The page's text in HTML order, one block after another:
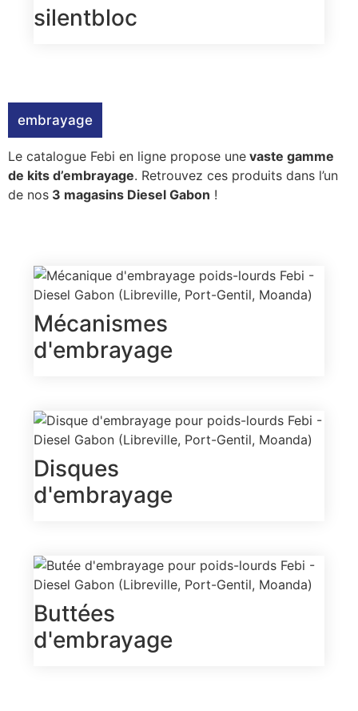
silentbloc
embrayage
Le catalogue Febi en ligne propose une vaste gamme
de kits d’embrayage. Retrouvez ces produits dans l’un
de nos 3 magasins Diesel Gabon !
Mécanismes
d'embrayage
Disques
d'embrayage
Buttées
d'embrayage